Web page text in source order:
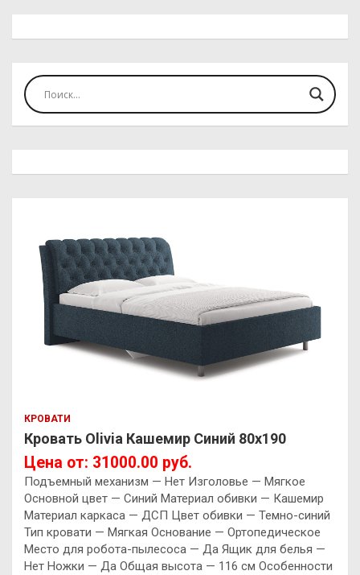
КРОВАТИ
Кровать Olivia Кашемир Синий 80х190
Цена от: 31000.00 руб.
Подъемный механизм — Нет Изголовье — Мягкое
Основной цвет — Синий Материал обивки — Кашемир
Материал каркаса — ДСП Цвет обивки — Темно-синий
Тип кровати — Мягкая Основание — Ортопедическое
Место для робота-пылесоса — Да Ящик для белья —
Нет Ножки — Да Общая высота — 116 см Особенности